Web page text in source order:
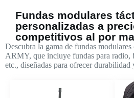
Fundas modulares
personalizadas a
competitivos al por
Descubra la gama de fundas
ARMY, que incluye fundas para radio,
etc., diseñadas para ofrecer